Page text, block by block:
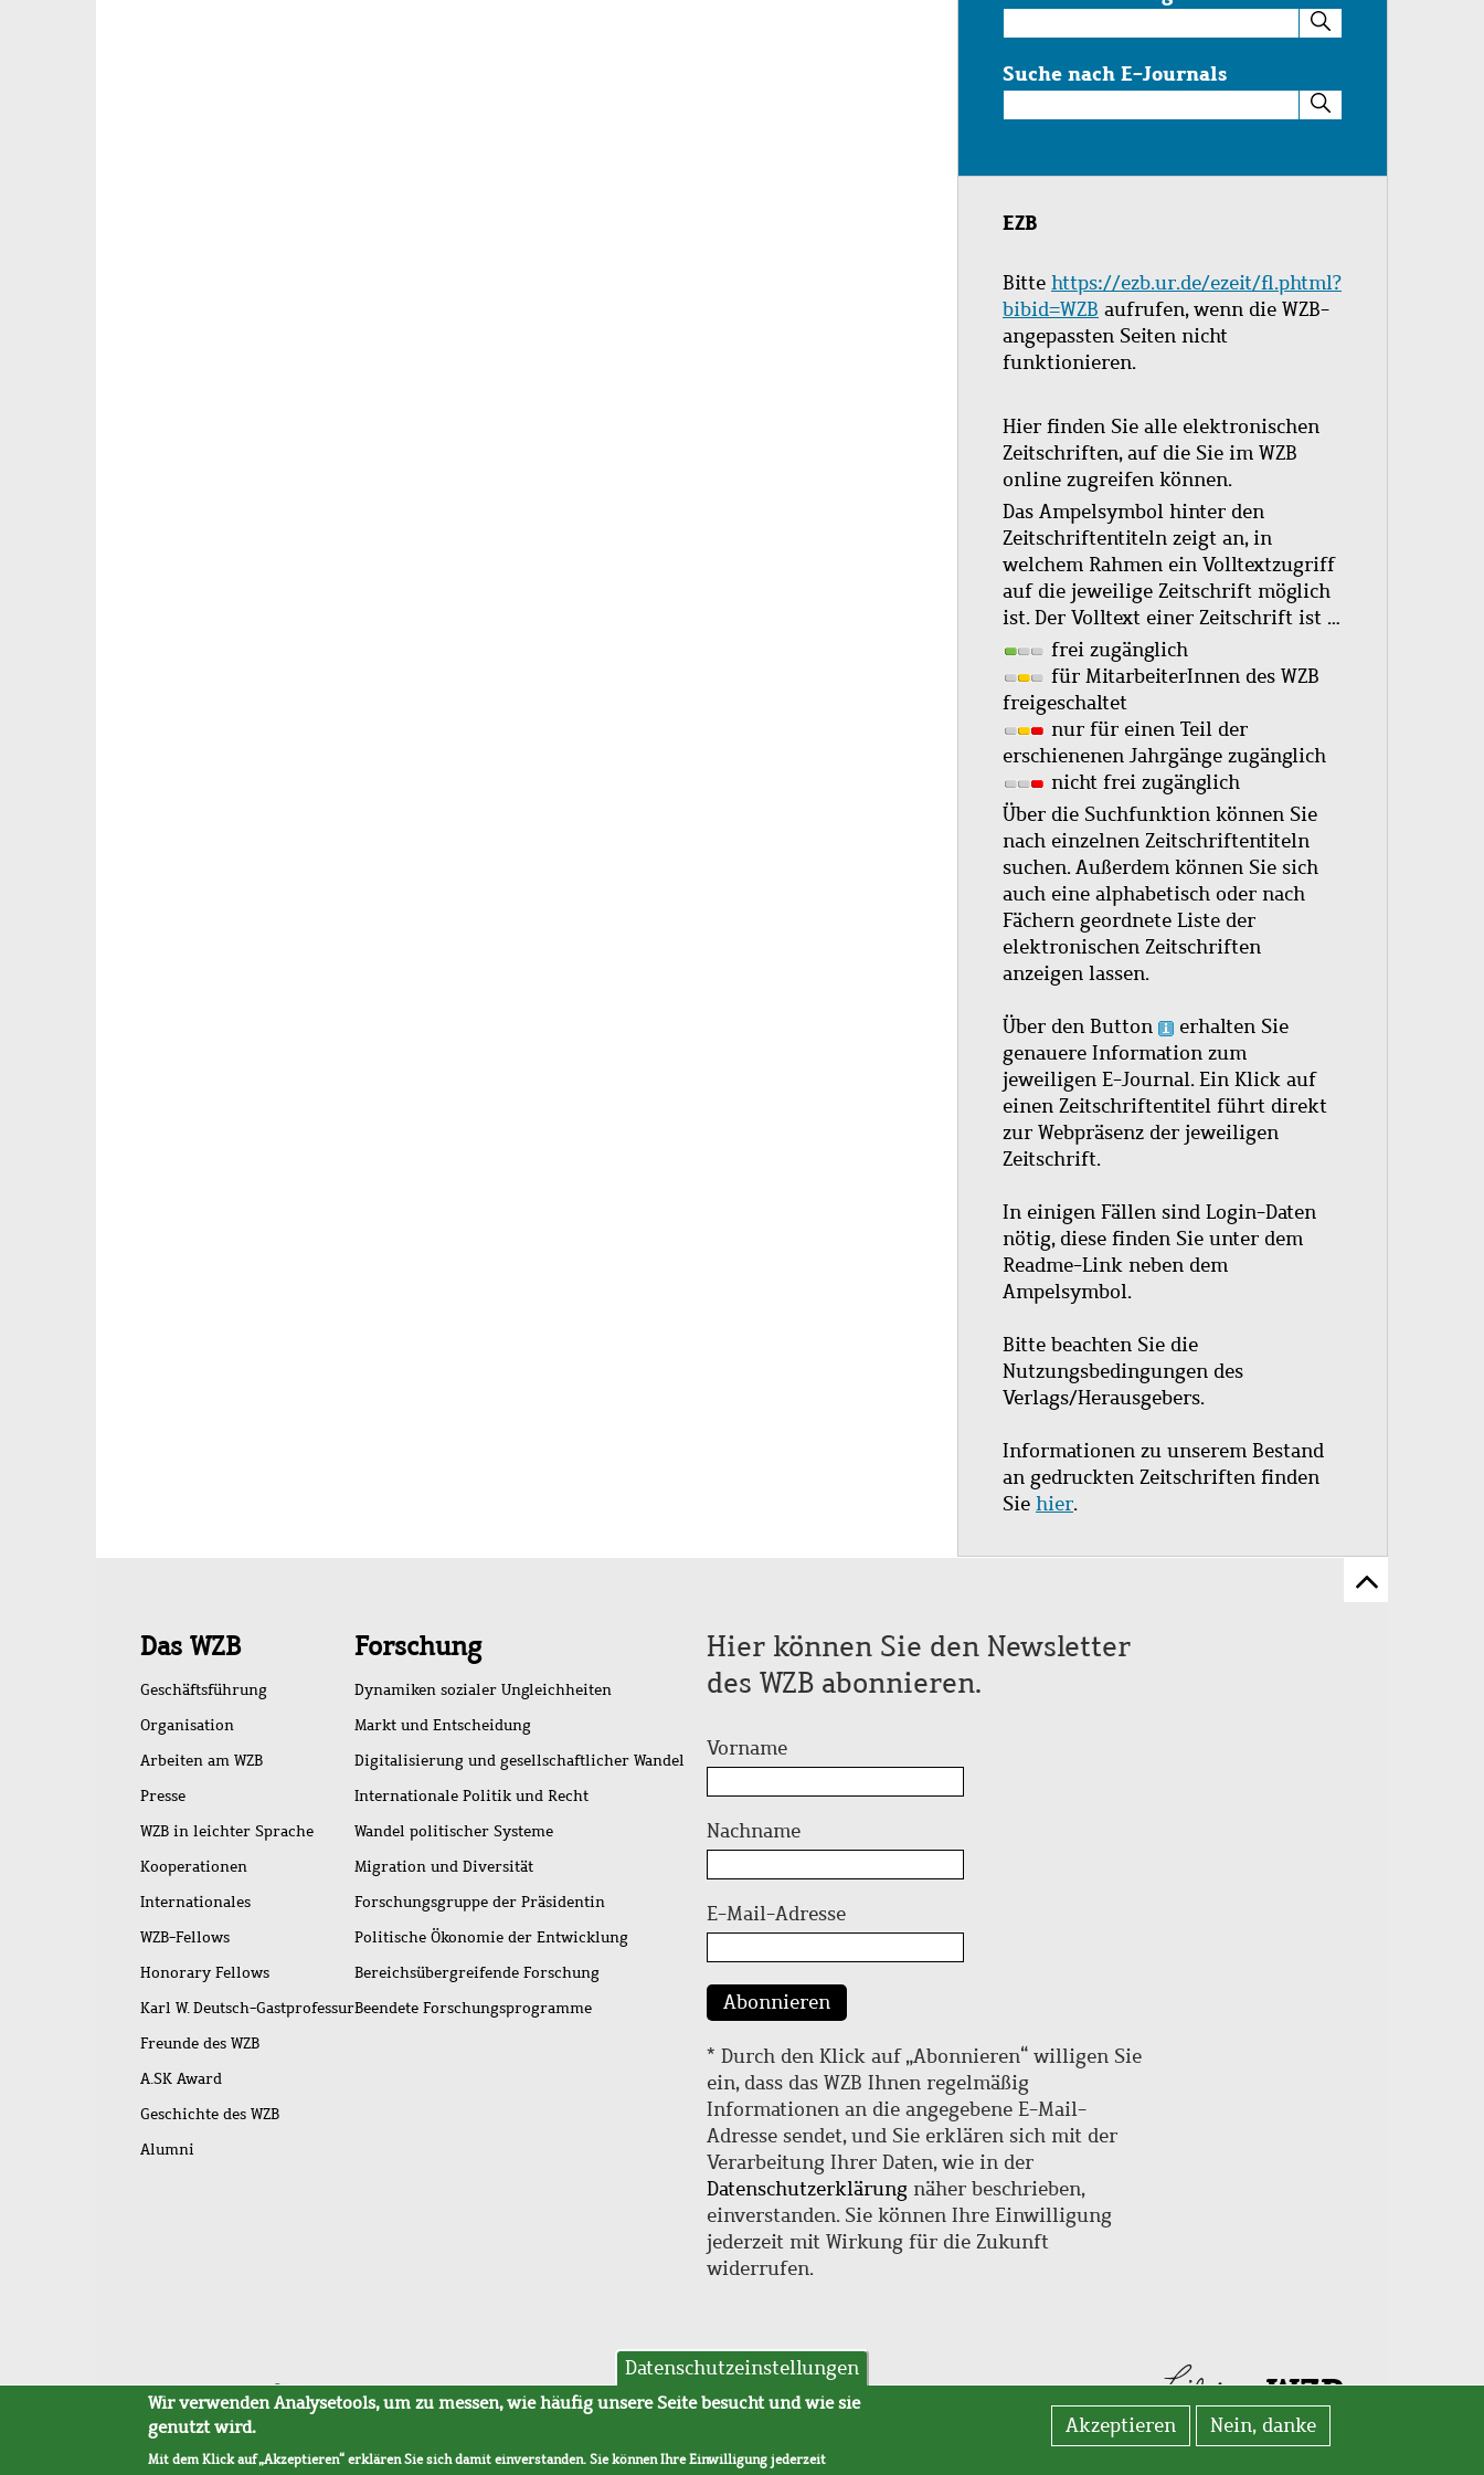
im
Katalog
Suche nach E-Journals
nach
Journals
EZB
Bitte https://ezb.ur.de/ezeit/fl.phtml?
bibid=WZB aufrufen, wenn die WZB-
angepassten Seiten nicht
funktionieren.
Hier finden Sie alle elektronischen
Zeitschriften, auf die Sie im WZB
online zugreifen können.
Das Ampelsymbol hinter den
Zeitschriftentiteln zeigt an, in
welchem Rahmen ein Volltextzugriff
auf die jeweilige Zeitschrift möglich
ist. Der Volltext einer Zeitschrift ist …
frei zugänglich
für MitarbeiterInnen des WZB
freigeschaltet
nur für einen Teil der
erschienenen Jahrgänge zugänglich
nicht frei zugänglich
Über die Suchfunktion können Sie
nach einzelnen Zeitschriftentiteln
suchen. Außerdem können Sie sich
auch eine alphabetisch oder nach
Fächern geordnete Liste der
elektronischen Zeitschriften
anzeigen lassen.
Über den Button
erhalten Sie
genauere Information zum
jeweiligen E-Journal. Ein Klick auf
einen Zeitschriftentitel führt direkt
zur Webpräsenz der jeweiligen
Zeitschrift.
In einigen Fällen sind Login-Daten
nötig, diese finden Sie unter dem
Readme-Link neben dem
Ampelsymbol.
Bitte beachten Sie die
Nutzungsbedingungen des
Verlags/Herausgebers.
Informationen zu unserem Bestand
an gedruckten Zeitschriften finden
Sie hier.
Zum
Schnellzugriff
Das WZB
Geschäftsführung
Organisation
Arbeiten am WZB
Presse
WZB in leichter Sprache
Kooperationen
Internationales
WZB-Fellows
Honorary Fellows
Karl W. Deutsch-Gastprofessur
Freunde des WZB
A.SK Award
Geschichte des WZB
Alumni
Forschung
Dynamiken sozialer Ungleichheiten
Markt und Entscheidung
Digitalisierung und gesellschaftlicher Wandel
Internationale Politik und Recht
Wandel politischer Systeme
Migration und Diversität
Forschungsgruppe der Präsidentin
Politische Ökonomie der Entwicklung
Bereichsübergreifende Forschung
Beendete Forschungsprogramme
Hier können Sie den Newsletter
des WZB abonnieren.
Vorname
Nachname
E-Mail-Adresse
Abonnieren
* Durch den Klick auf „Abonnieren“ willigen Sie
ein, dass das WZB Ihnen regelmäßig
Informationen an die angegebene E-Mail-
Adresse sendet, und Sie erklären sich mit der
Verarbeitung Ihrer Daten, wie in der
Datenschutzerklärung näher beschrieben,
einverstanden. Sie können Ihre Einwilligung
jederzeit mit Wirkung für die Zukunft
widerrufen.
Fußleistenmenü
SitemapBarrierefreiheitImpressumDatenschutzAVB
Datenschutzeinstellungen
Wir verwenden Analysetools, um zu messen, wie häufig unsere Seite besucht und wie sie
genutzt wird.
Mit dem Klick auf „Akzeptieren“ erklären Sie sich damit einverstanden. Sie können Ihre Einwilligung jederzeit
Akzeptieren Nein, danke